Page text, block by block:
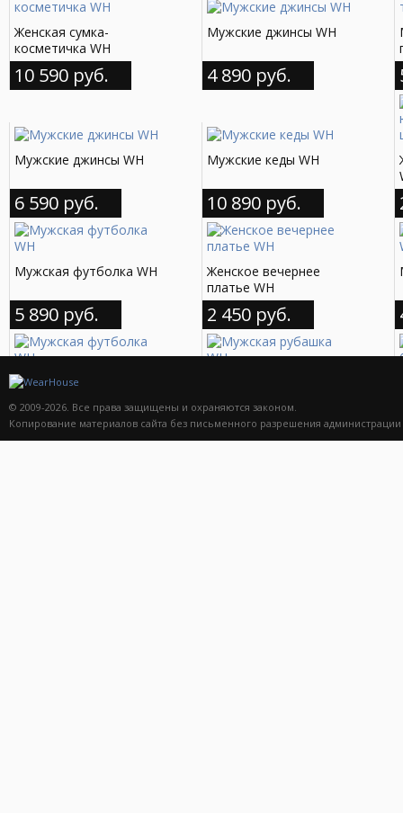
Женская сумка-
косметичка WH
10 590 руб.
Мужские джинсы WH
4 890 руб.
Мужские джинсы WH
6 590 руб.
Мужские кеды WH
10 890 руб.
Мужская футболка WH
5 890 руб.
Женское вечернее
платье WH
2 450 руб.
Мужская футболка WH
2 700 руб. 2 700 руб.
© 2009-2026. Все права защищены и охраняются законом.
Копирование материалов сайта без письменного разрешения